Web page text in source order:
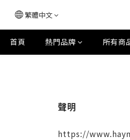
繁體中文
首頁 熱門品牌 所有商
聲明
https://